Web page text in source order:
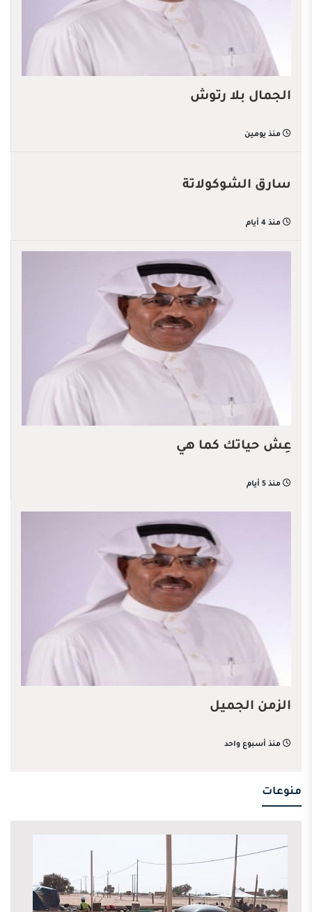
الجمال بلا رتوش
منذ يومين
سارق الشوكولاتة
منذ 4 أيام
عِش حياتك كما هي
منذ 5 أيام
الزمن الجميل
منذ أسبوع واحد
منوعات